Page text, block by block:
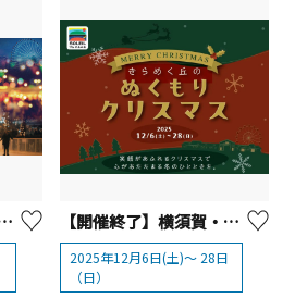
Winter Wonder Park Yokohama 2025-26」 【開催終了】横須賀・ソレイユの丘「きらめく丘のぬくもりクリスマス」
2025年12月6日(土)～ 28日
（日）